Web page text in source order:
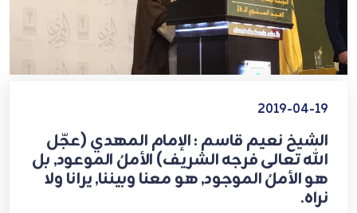
2019-04-19
الشيخ نعيم قاسم : الإمام المهدي (عجّل
الله تعالى فرجه الشريف) الأملُ الموعود, بل
هو الأملُ الموجود, هو معنا وبيننا, يرانا ولا
نراه.